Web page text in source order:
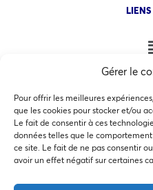
Gérer le
Pour offrir les meilleures
que les cookies pour stocker et/ou
Le fait de consentir à ces
données telles que le
ce site. Le fait de ne pas consentir
avoir un effet négatif sur certaines
Ce site utilise des cookies
NOS
COPYRIGHT @ 2026 - INVEST IN